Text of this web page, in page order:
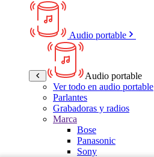
Audio portable
Audio portable
Ver todo en audio portable
Parlantes
Grabadoras y radios
Marca
Bose
Panasonic
Sony